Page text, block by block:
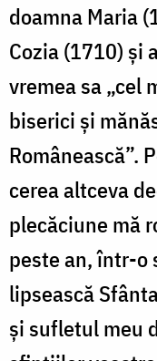
doamna Maria
Cozia (1710) şi
vremea sa „cel
biserici şi
Românească”.
cerea altceva
plecăciune mă
peste an, într-o
lipsească
şi sufletul meu